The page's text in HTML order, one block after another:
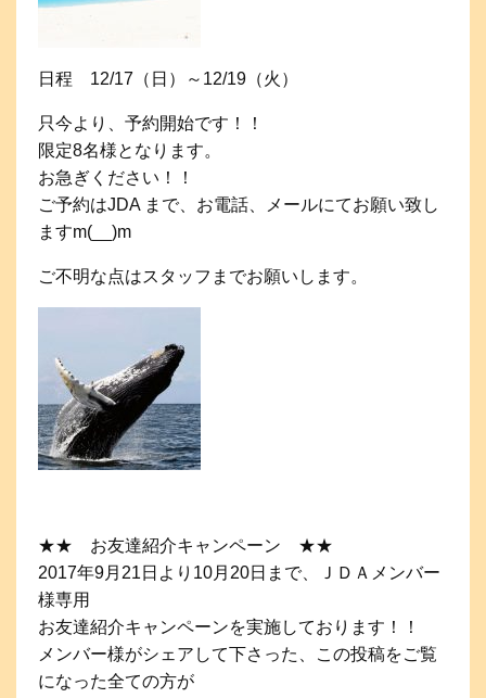
日程 12/17（日）～12/19（火）
只今より、予約開始です！！
限定8名様となります。
お急ぎください！！
ご予約はJDA まで、お電話、メールにてお願い致し
ますm(__)m
ご不明な点はスタッフまでお願いします。
★★ お友達紹介キャンペーン ★★
2017年9月21日より10月20日まで、ＪＤＡメンバー
様専用
お友達紹介キャンペーンを実施しております！！
メンバー様がシェアして下さった、この投稿をご覧
になった全ての方が